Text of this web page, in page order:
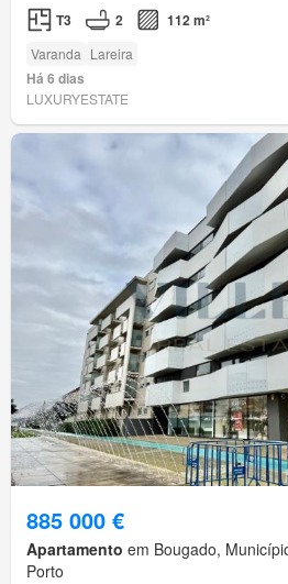
T3 2 112 m²
Varanda Lareira
Há 6 dias
LUXURYESTATE
885 000 €
Apartamento em Bougado,
Porto